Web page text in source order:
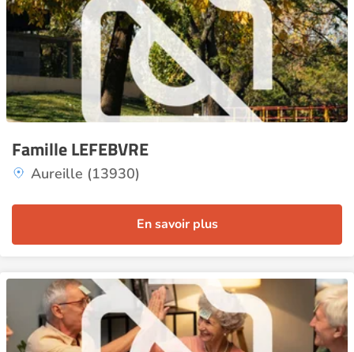
Famille LEFEBVRE
Aureille (13930)
En savoir plus